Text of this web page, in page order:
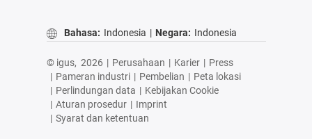
Bahasa: Indonesia | Negara: Indonesia
© igus, 2026 | Perusahaan | Karier | Press
| Pameran industri | Pembelian | Peta lokasi
| Perlindungan data | Kebijakan Cookie
| Aturan prosedur | Imprint
| Syarat dan ketentuan